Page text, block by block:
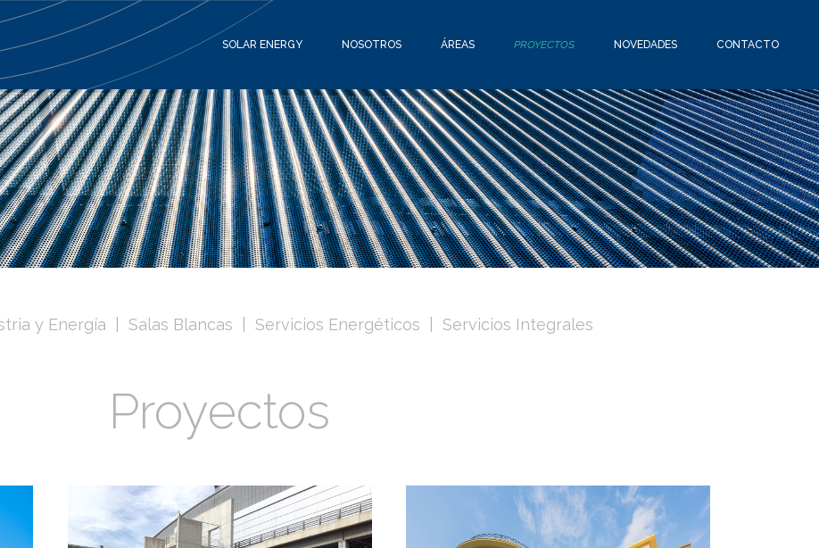
SOLAR ENERGY NOSOTROS ÁREAS PROYECTOS NOVEDADES CONTACTO
y Energía Salas Blancas Servicios Energéticos Servicios Integrales
Proyectos